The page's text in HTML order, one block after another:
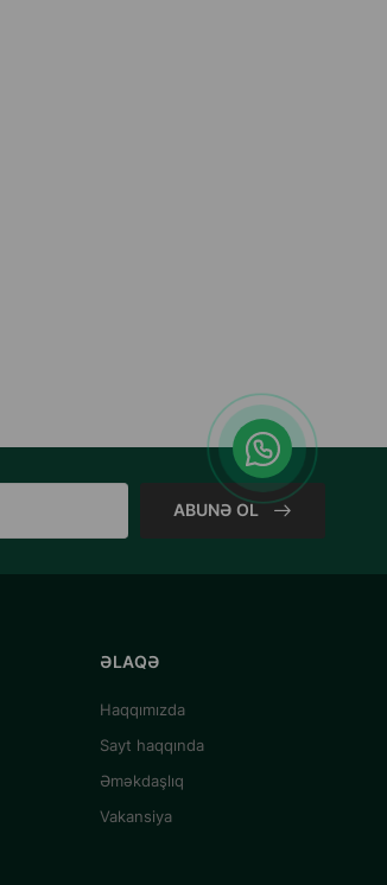
ABUNƏ OL
ƏLAQƏ
Haqqımızda
Sayt haqqında
Əməkdaşlıq
Vakansiya